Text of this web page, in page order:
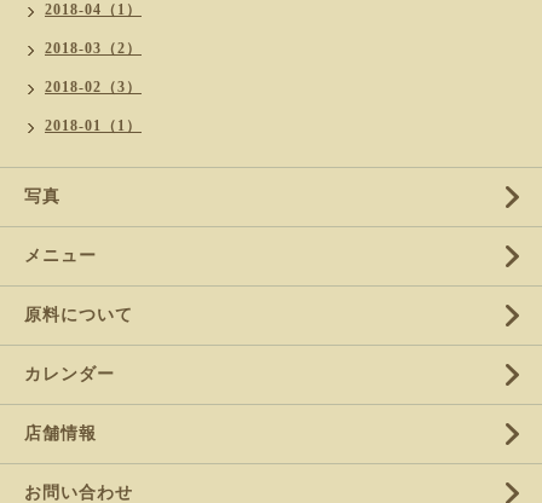
2018-04（1）
2018-03（2）
2018-02（3）
2018-01（1）
写真
メニュー
原料について
カレンダー
店舗情報
お問い合わせ